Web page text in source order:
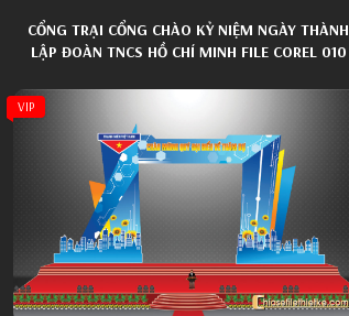
CỔNG TRẠI CỔNG CHÀO KỶ NIỆM NGÀY THÀNH
LẬP ĐOÀN TNCS HỒ CHÍ MINH FILE COREL 010
VIP